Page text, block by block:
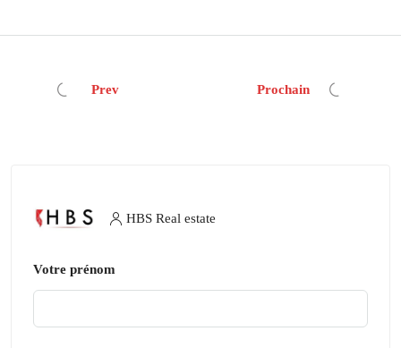
Prev Prochain
HBS Real estate
Votre prénom